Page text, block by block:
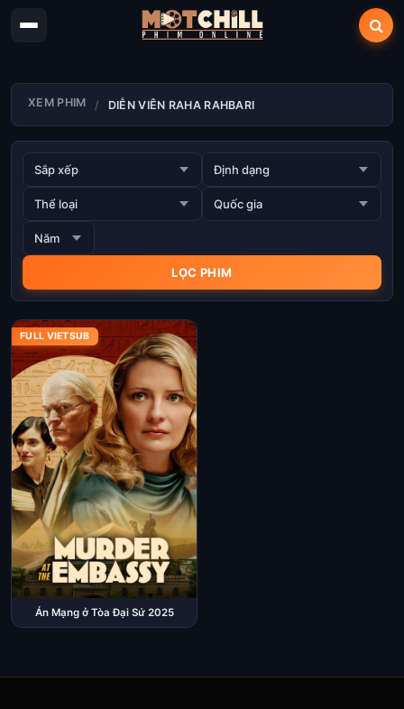
XEM PHIM DIỄN VIÊN RAHA RAHBARI
FULL VIETSUB
Án Mạng ở Tòa Đại Sứ 2025